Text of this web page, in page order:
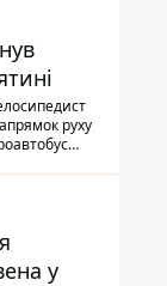
руху
у